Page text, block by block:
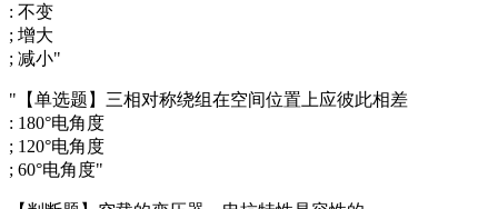
: 不变
; 增大
; 减小"
"【单选题】三相对称绕组在空间位置上应彼此相差
: 180°电角度
; 120°电角度
; 60°电角度"